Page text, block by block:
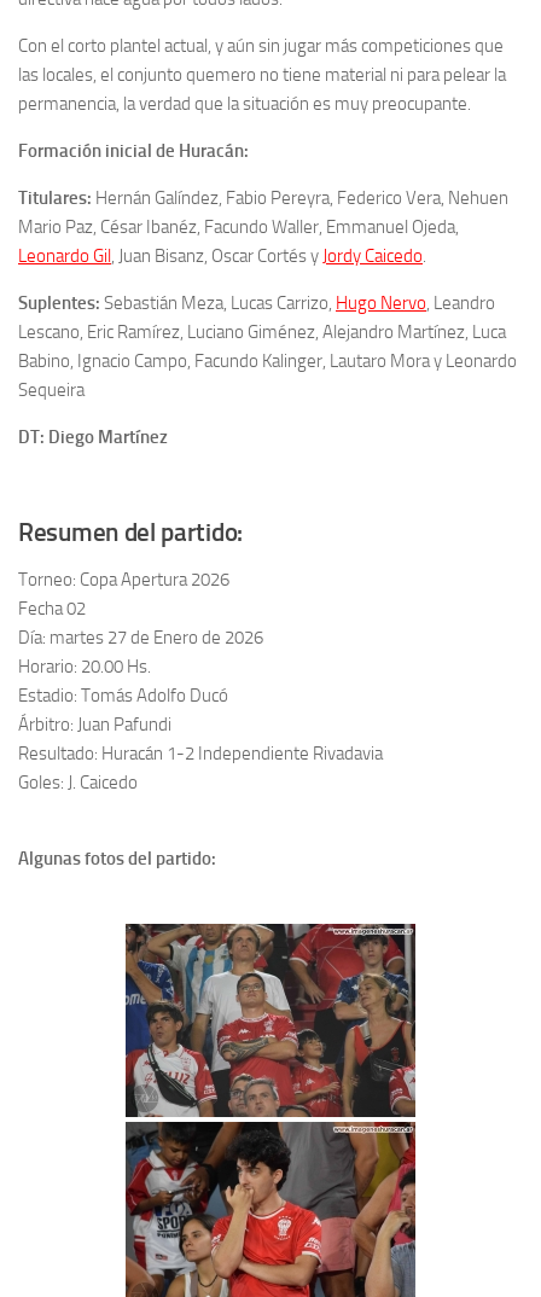
Con el corto plantel actual, y aún sin jugar más competiciones que
las locales, el conjunto quemero no tiene material ni para pelear la
permanencia, la verdad que la situación es muy preocupante.
Formación inicial de Huracán:
Titulares: Hernán Galíndez, Fabio Pereyra, Federico Vera, Nehuen
Mario Paz, César Ibanéz, Facundo Waller, Emmanuel Ojeda,
Leonardo Gil , Juan Bisanz, Oscar Cortés y Jordy Caicedo.
Suplentes: Sebastián Meza, Lucas Carrizo, Hugo Nervo, Leandro
Lescano, Eric Ramírez, Luciano Giménez, Alejandro Martínez, Luca
Babino, Ignacio Campo, Facundo Kalinger, Lautaro Mora y Leonardo
Sequeira
DT: Diego Martínez
Resumen del partido:
Torneo: Copa Apertura 2026
Fecha 02
Día: martes 27 de Enero de 2026
Horario: 20.00 Hs.
Estadio: Tomás Adolfo Ducó
Árbitro: Juan Pafundi
Resultado: Huracán 1-2 Independiente Rivadavia
Goles: J. Caicedo
Algunas fotos del partido: